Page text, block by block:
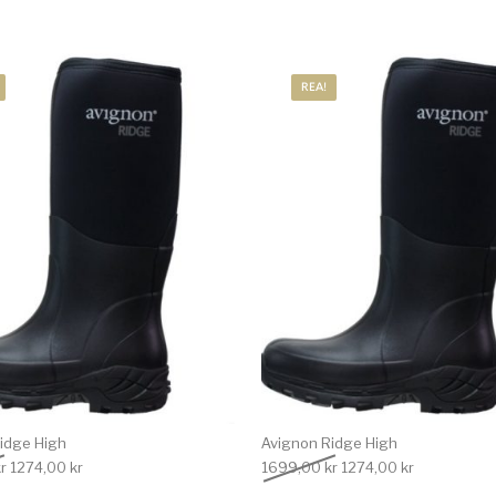
High
Det ursprungliga priset var: 1699,00 kr.
1274,00 krDet nuvarande priset är: 1274,00 kr.
REA!
Avignon Ridge High
1699,00kr Det ursprungliga
1274,00 krDet